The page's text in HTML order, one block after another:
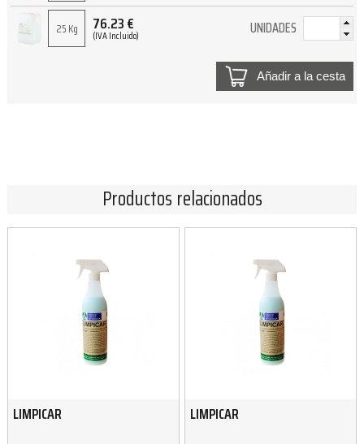
25 Kg 76.23€
(IVA Incluido) UNIDADES
Añadir a la cesta
Productos relacionados
LIMPICAR LIMPICAR